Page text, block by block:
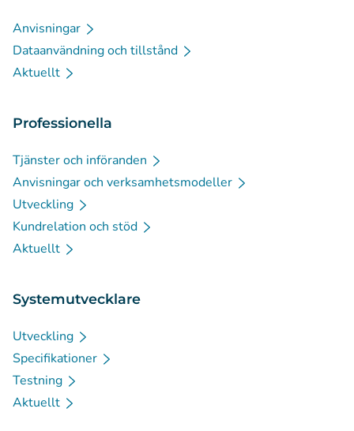
Anvisningar
Dataanvändning och tillstånd
Aktuellt
Professionella
Tjänster och införanden
Anvisningar och verksamhetsmodeller
Utveckling
Kundrelation och stöd
Aktuellt
Systemutvecklare
Utveckling
Specifikationer
Testning
Aktuellt